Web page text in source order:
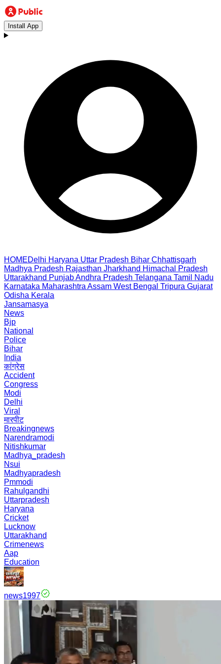
Install App
HOMEDelhi Haryana Uttar Pradesh Bihar Chhattisgarh
Madhya Pradesh Rajasthan Jharkhand Himachal Pradesh
Uttarakhand PunjabAndhra Pradesh Telangana Tamil Nadu
Karnataka Maharashtra Assam West Bengal Tripura Gujarat
Odisha Kerala
Jansamasya
News
Bjp
National
Police
Bihar
India
कांग्रेस
Accident
Congress
Modi
Delhi
Viral
मारपीट
Breakingnews
Narendramodi
Nitishkumar
Madhya_pradesh
Nsui
Madhyapradesh
Pmmodi
Rahulgandhi
Uttarpradesh
Haryana
Cricket
Lucknow
Uttarakhand
Crimenews
Aap
Education
news1997